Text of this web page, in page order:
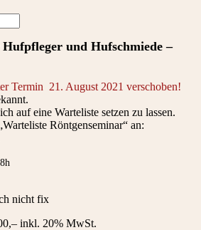
und Hufschmiede –
Termin 21. August 2021 verschoben!
auf eine Warteliste setzen zu lassen.
Röntgenseminar“ an:
nicht fix
inkl. 20% MwSt.